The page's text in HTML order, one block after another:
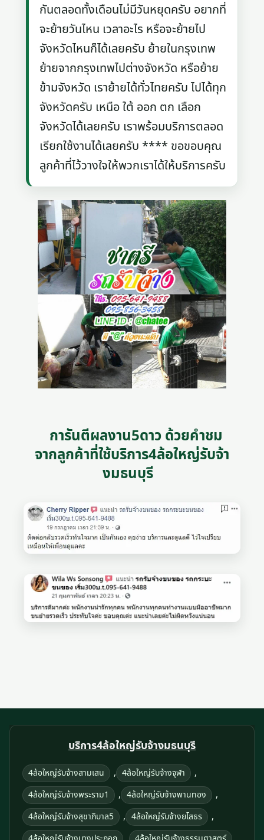
กันตลอดทั้งเดือนไม่มีวันหยุดครับ อยากที่
จะย้ายวันไหน เวลาอะไร หรือจะย้ายไป
จังหวัดไหนก็ได้เลยครับ ย้ายในกรุงเทพ
ย้ายจากกรุงเทพไปต่างจังหวัด หรือย้าย
ข้ามจังหวัด เราย้ายได้ทั่วไทยครับ ไปได้ทุก
จังหวัดครับ เหนือ ใต้ ออก ตก เลือก
จังหวัดได้เลยครับ เราพร้อมบริการตลอด
เรียกใช้งานได้เลยครับ **** ขอขอบคุณ
ลูกค้าที่ไว้วางใจให้พวกเราได้ให้บริการครับ
การันตีผลงาน5ดาว ด้วยคำชม
จากลูกค้าที่ใช้บริการ4ล้อใหญ่รับจ้า
งมธนบุรี
บริการ4ล้อใหญ่รับจ้างมธนบุรี
4ล้อใหญ่รับจ้างสามเสน , 4ล้อใหญ่รับจ้างจุฬา ,
4ล้อใหญ่รับจ้างพระราม1 , 4ล้อใหญ่รับจ้างพานทอง ,
4ล้อใหญ่รับจ้างสุขาภิบาล5 , 4ล้อใหญ่รับจ้างยโสธร ,